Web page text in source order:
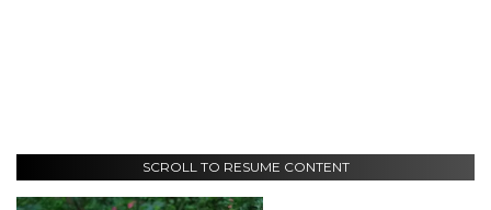
SCROLL TO RESUME CONTENT